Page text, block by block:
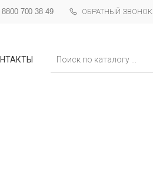
700 38 49 ОБРАТНЫЙ ЗВОНОК